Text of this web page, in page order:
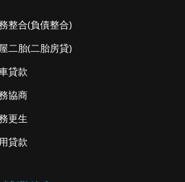
整合(負債整合)
二胎(二胎房貸)
貸款
協商
更生
貸款